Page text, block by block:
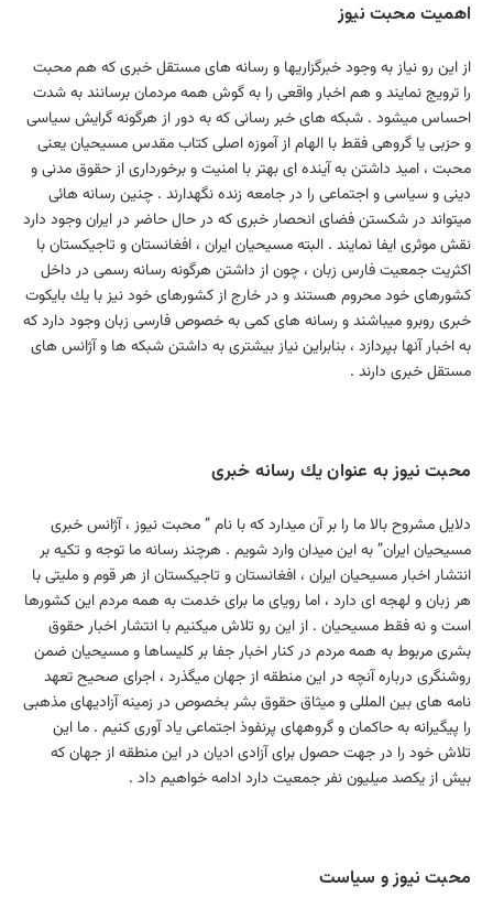
اهمیت محبت نیوز
از این رو نیاز به وجود خبرگزاریها و رسانه های مستقل خبری كه هم محبت
را ترویج نمایند و هم اخبار واقعی را به گوش همه مردمان برسانند به شدت
احساس میشود . شبكه های خبر رسانی كه به دور از هرگونه گرایش سیاسی
و حزبی یا گروهی فقط با الهام از آموزه اصلی كتاب مقدس مسیحیان یعنی
محبت ، امید داشتن به آینده ای بهتر با امنیت و برخورداری از حقوق مدنی و
دینی و سیاسی و اجتماعی را در جامعه زنده نگهدارند . چنین رسانه هائی
میتواند در شكستن فضای انحصار خبری كه در حال حاضر در ایران وجود دارد
نقش موثری ایفا نمایند . البته مسیحیان ایران ، افغانستان و تاجیكستان با
اكثریت جمعیت فارس زبان ، چون از داشتن هرگونه رسانه رسمی در داخل
كشورهای خود محروم هستند و در خارج از كشورهای خود نیز با یك بایكوت
خبری روبرو میباشند و رسانه های كمی به خصوص فارسی زبان وجود دارد كه
به اخبار آنها بپردازد ، بنابراین نیاز بیشتری به داشتن شبكه ها و آژانس های
مستقل خبری دارند .
محبت نیوز به عنوان یك رسانه خبری
دلایل مشروح بالا ما را بر آن میدارد كه با نام ” محبت نیوز ، آژانس خبری
مسیحیان ایران” به این میدان وارد شویم . هرچند رسانه ما توجه و تكیه بر
انتشار اخبار مسیحیان ایران ، افغانستان و تاجیكستان از هر قوم و ملیتی با
هر زبان و لهجه ای دارد ، اما رویای ما برای خدمت به همه مردم این كشورها
است و نه فقط مسیحیان . از این رو تلاش میكنیم با انتشار اخبار حقوق
بشری مربوط به همه مردم در كنار اخبار جفا بر كلیساها و مسیحیان ضمن
روشنگری درباره آنچه در این منطقه از جهان میگذرد ، اجرای صحیح تعهد
نامه های بین المللی و میثاق حقوق بشر بخصوص در زمینه آزادیهای مذهبی
را پیگیرانه به حاكمان و گروههای پرنفوذ اجتماعی یاد آوری كنیم . ما این
تلاش خود را در جهت حصول برای آزادی ادیان در این منطقه از جهان كه
بیش از یكصد میلیون نفر جمعیت دارد ادامه خواهیم داد .
محبت نیوز و سیاست